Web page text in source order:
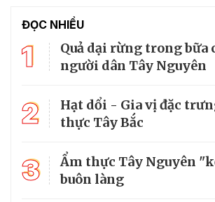
ĐỌC NHIỀU
1
Quả dại rừng trong bữa
người dân Tây Nguyên
2
Hạt dổi - Gia vị đặc
thực Tây Bắc
3
Ẩm thực Tây Nguyên
buôn làng